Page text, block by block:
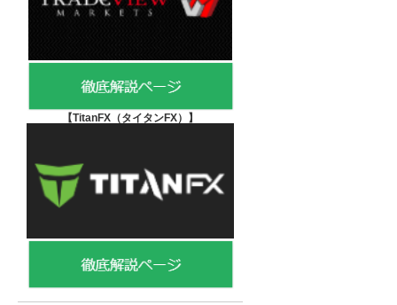
【TitanFX（タイタンFX） 】